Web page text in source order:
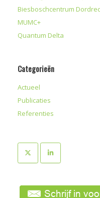
Biesboschcentrum
MUMC+
Quantum Delta
Categorieën
Actueel
Publicaties
Referenties